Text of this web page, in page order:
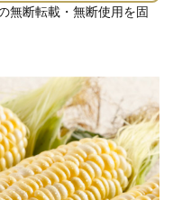
無断転載・無断使用を固